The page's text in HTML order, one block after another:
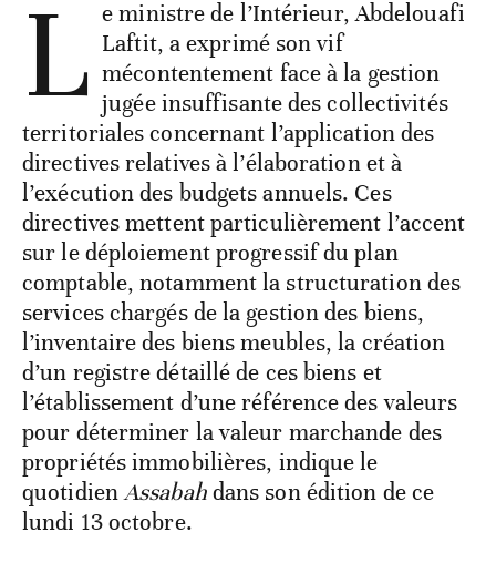
L e ministre de l’Intérieur, Abdelouafi
Laftit, a exprimé son vif
mécontentement face à la gestion
jugée insuffisante des collectivités
territoriales concernant l’application des
directives relatives à l’élaboration et à
l’exécution des budgets annuels. Ces
directives mettent particulièrement l’accent
sur le déploiement progressif du plan
comptable, notamment la structuration des
services chargés de la gestion des biens,
l’inventaire des biens meubles, la création
d’un registre détaillé de ces biens et
l’établissement d’une référence des valeurs
pour déterminer la valeur marchande des
propriétés immobilières, indique le
quotidienAssabahdans son édition de ce
lundi 13 octobre.